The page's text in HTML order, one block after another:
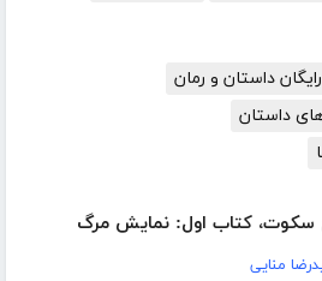
داستان و رمان
داستان
سکوت، کتاب اول: نمایش مرگ
منایی